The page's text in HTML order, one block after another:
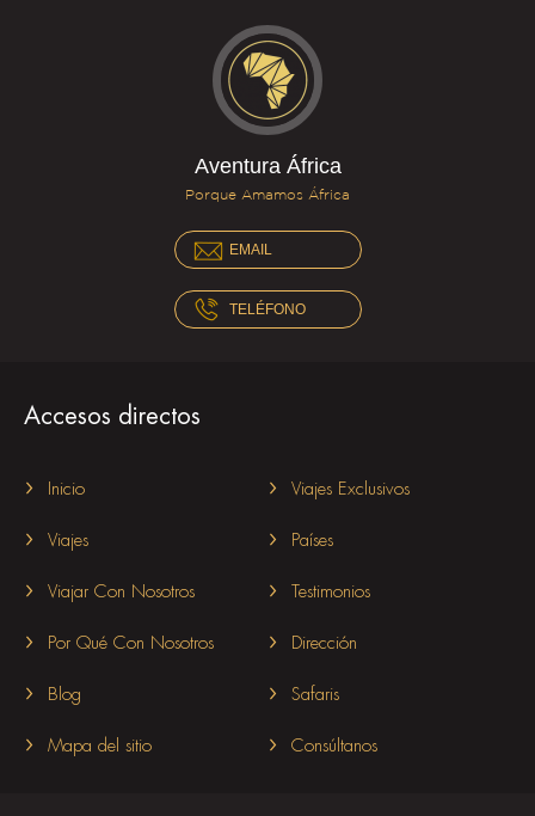
Aventura África
Porque Amamos África
EMAIL
TELÉFONO
Accesos directos
Inicio Viajes Exclusivos
Viajes Países
Viajar Con Nosotros Testimonios
Por Qué Con Nosotros Dirección
Blog Safaris
Mapa del sitio Consúltanos